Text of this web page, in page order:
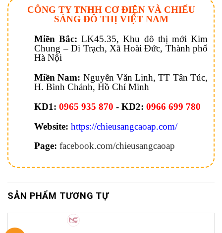
CÔNG TY TNHH CƠ ĐIỆN VÀ CHIẾU
SÁNG ĐÔ THỊ VIỆT NAM
Miền Bắc: LK45.35, Khu đô thị mới Kim
Chung – Di Trạch, Xã Hoài Đức, Thành phố
Hà Nội
Miền Nam: Nguyễn Văn Linh, TT Tân Túc,
H. Bình Chánh, Hồ Chí Minh
KD1: 0965 935 870 - KD2: 0966 699 780
Website: https://chieusangcaoap.com/
Page: facebook.com/chieusangcaoap
SẢN PHẨM TƯƠNG TỰ